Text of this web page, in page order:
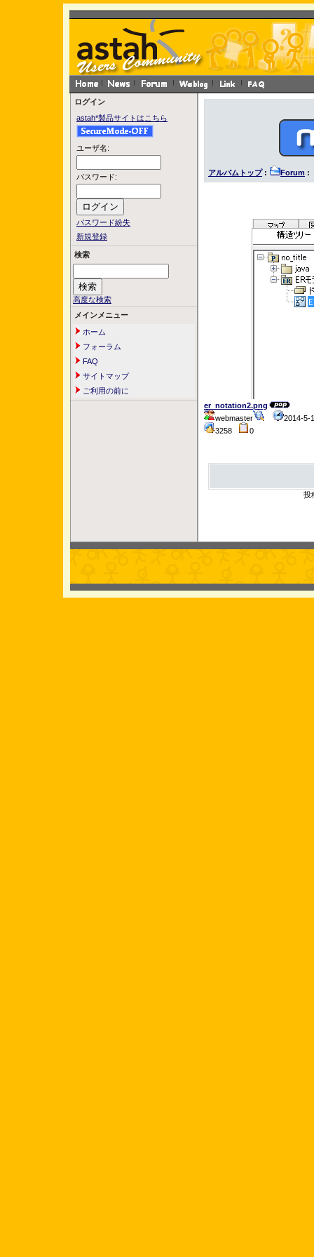
ログイン
astah*製品サイトはこちら
ユーザ名:
パスワード:
パスワード紛失
新規登録
検索
高度な検索
メインメニュー
ホーム
フォーラム
FAQ
サイトマップ
ご利用の前に
アルバムトップ: Forum :
er_notation2.png
webmaster
2014-
3258
0
投